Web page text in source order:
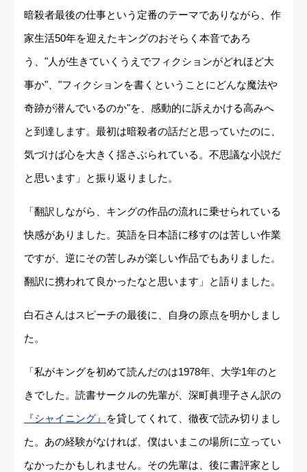
暗殺者最後の仕事という定番のテーマでありながら、作
家生活50年を迎えたキングのおそらく本音であろ
う、"人が生きていくうえでフィクションがどれほど大
事か"、"フィクションを書くということにどんな魔法や
奇跡が潜んでいるのか"を、感動的に訴えかける高みへ
と到達します。最初は暗殺者の話だと思っていたのに、
気づけば心を大きく揺さぶられている。不思議な小説だ
と思います」と振り返りました。
「翻訳しながら、キングの作品の流れに乗せられている
快感がありました。英語を日本語に移すのは苦しい作業
ですが、逆にその苦しみが楽しい作品でもありました。
翻訳に携われて良かったなと思います」と語りました。
白石さんはスピーチの最後に、自身の原点を明かしまし
た。
「私がキングを初めて読んだのは1978年、大学1年のと
きでした。読書サークルの先輩が、深町眞理子さん訳の
『シャイニング』
を貸してくれて、徹夜で読み切りまし
た。あの経験がなければ、僕はいまこの場所に立ってい
なかったかもしれません。その先輩は、後に書評家とし